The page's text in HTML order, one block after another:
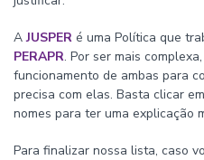
AJUSPER é uma Política que
PERAPR. Por ser mais
funcionamento de ambas para
precisa com elas. Basta clicar
nomes para ter uma explicação
Para finalizar nossa lista, caso